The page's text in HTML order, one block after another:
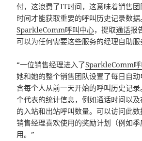
付，这浪费了IT时间，这意味着销售
时间才能获取重要的呼叫历史记录数据
SparkleComm呼叫中心，提取通话报
可以为任何需要这些服务的经理自助服
“一位销售经理进入了SparkleComm
她和她的整个销售团队设置了每日自
含每个人从前一天开始的呼叫历史记
个代表的统计信息，例如通话时间以
的入站和出站呼叫数量。可以访问此
销售经理喜欢使用的奖励计划（例如
用。”